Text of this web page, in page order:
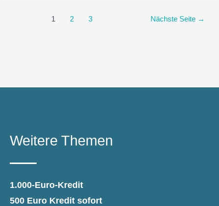
1 2 3 Nächste Seite →
Weitere Themen
1.000-Euro-Kredit
500 Euro Kredit sofort